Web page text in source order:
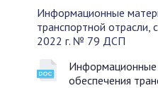
Информационные
транспортной
2022 г. № 79 ДСП
Информационные
обеспечения